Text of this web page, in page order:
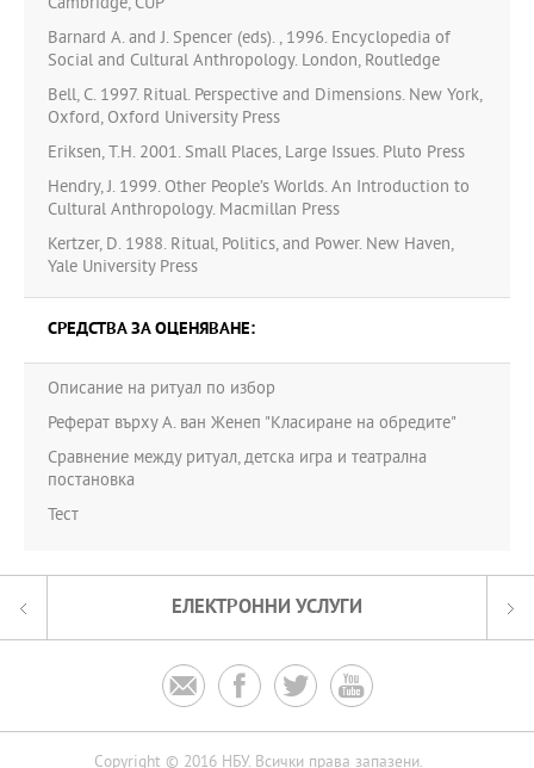
Barnard A. and J. Spencer (eds). , 1996. Encyclopedia of
Social and Cultural Anthropology. London, Routledge
Bell, C. 1997. Ritual. Perspective and Dimensions. New York,
Oxford, Oxford University Press
Eriksen, T.H. 2001. Small Places, Large Issues. Pluto Press
Hendry, J. 1999. Other People’s Worlds. An Introduction to
Cultural Anthropology. Macmillan Press
Kertzer, D. 1988. Ritual, Politics, and Power. New Haven,
Yale University Press
СРЕДСТВА ЗА ОЦЕНЯВАНЕ:
Описание на ритуал по избор
Реферат върху А. ван Женеп "Класиране на обредите"
Сравнение между ритуал, детска игра и театрална
постановка
Тест
ЕЛЕКТРОННИ УСЛУГИ
   
Copyright © 2016 НБУ. Всички права запазени.